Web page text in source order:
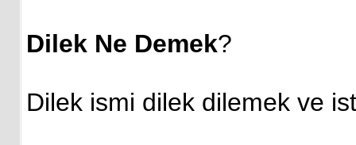
Dilek Ne Demek?
Dilek ismi dilek dilemek ve